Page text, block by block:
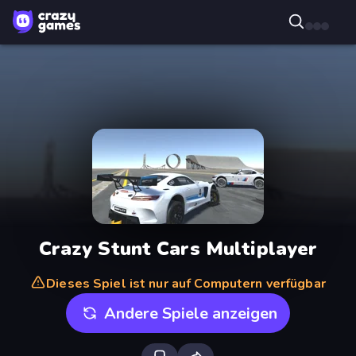
Crazy Stunt Cars Multiplayer
Dieses Spiel ist nur auf Computern verfügbar
Andere Spiele anzeigen